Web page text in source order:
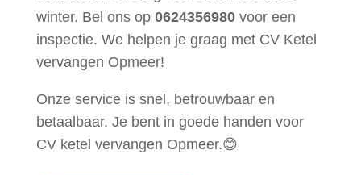
winter. Bel ons op 0624356980voor een
inspectie. We helpen je graag met CV Ketel
vervangen Opmeer!
Onze service is snel, betrouwbaar en
betaalbaar. Je bent in goede handen voor
CV ketel vervangen Opmeer.😊